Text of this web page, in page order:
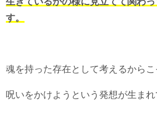
す。
魂を持った存在として考えるからこ
呪いをかけようという発想が生まれ